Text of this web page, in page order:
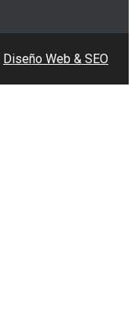
Diseño Web & SEO